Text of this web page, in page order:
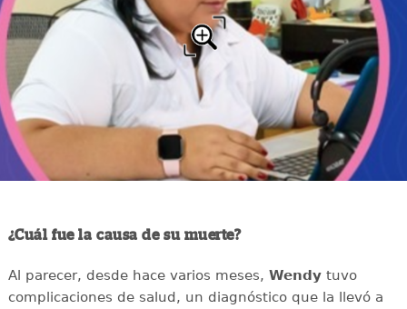
¿Cuál fue la causa de su muerte?
Al parecer, desde hace varios meses, Wendytuvo
complicaciones de salud, un diagnóstico que la llevó a